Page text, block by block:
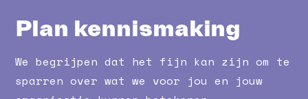
Plan kennismaking
We begrijpen dat het fijn kan zijn om te
sparren over wat we voor jou en jouw